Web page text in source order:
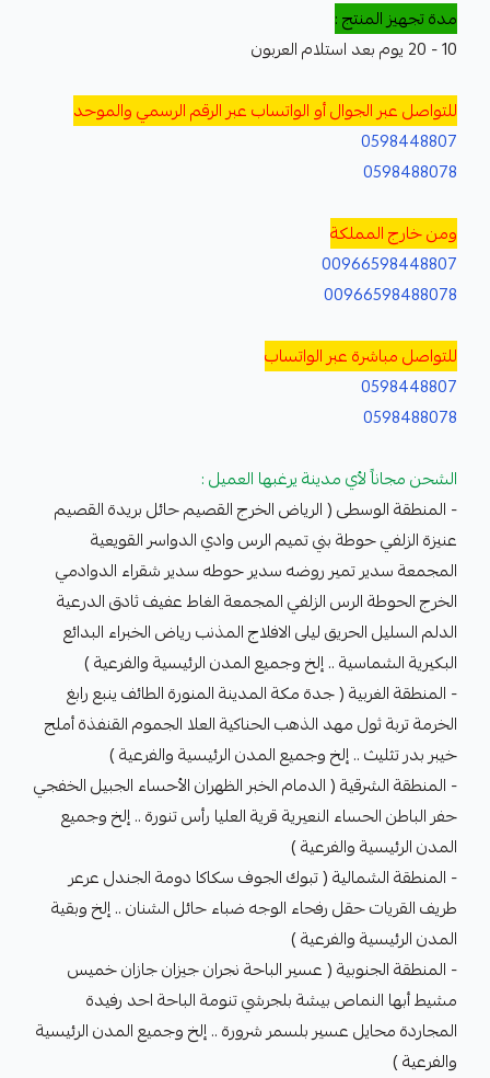
مدة تجهيز المنتج :
10 - 20 يوم بعد استلام العربون
للتواصل عبر الجوال أو الواتساب عبر الرقم الرسمي والموحد
0598448807
0598488078
ومن خارج المملكة
00966598448807
00966598488078
للتواصل مباشرة عبر الواتساب
0598448807
0598488078
الشحن مجاناً لأي مدينة يرغبها العميل :
- المنطقة الوسطى ( الرياض الخرج القصيم حائل بريدة القصيم
عنيزة الزلفي حوطة بني تميم الرس وادي الدواسر القويعية
المجمعة سدير تمير روضه سدير حوطه سدير شقراء الدوادمي
الخرج الحوطة الرس الزلفي المجمعة الغاط عفيف ثادق الدرعية
الدلم السليل الحريق ليلى الافلاج المذنب رياض الخبراء البدائع
البكيرية الشماسية .. إلخ وجميع المدن الرئيسية والفرعية )
- المنطقة الغربية ( جدة مكة المدينة المنورة الطائف ينبع رابغ
الخرمة تربة ثول مهد الذهب الحناكية العلا الجموم القنفذة أملج
خيبر بدر تثليث .. إلخ وجميع المدن الرئيسية والفرعية )
- المنطقة الشرقية ( الدمام الخبر الظهران الأحساء الجبيل الخفجي
حفر الباطن الحساء النعيرية قرية العليا رأس تنورة .. إلخ وجميع
المدن الرئيسية والفرعية )
- المنطقة الشمالية ( تبوك الجوف سكاكا دومة الجندل عرعر
طريف القريات حقل رفحاء الوجه ضباء حائل الشنان .. إلخ وبقية
المدن الرئيسية والفرعية )
- المنطقة الجنوبية ( عسير الباحة نجران جيزان جازان خميس
مشيط أبها النماص بيشة بلجرشي تنومة الباحة احد رفيدة
المجاردة محايل عسير بلسمر شرورة .. إلخ وجميع المدن الرئيسية
والفرعية )